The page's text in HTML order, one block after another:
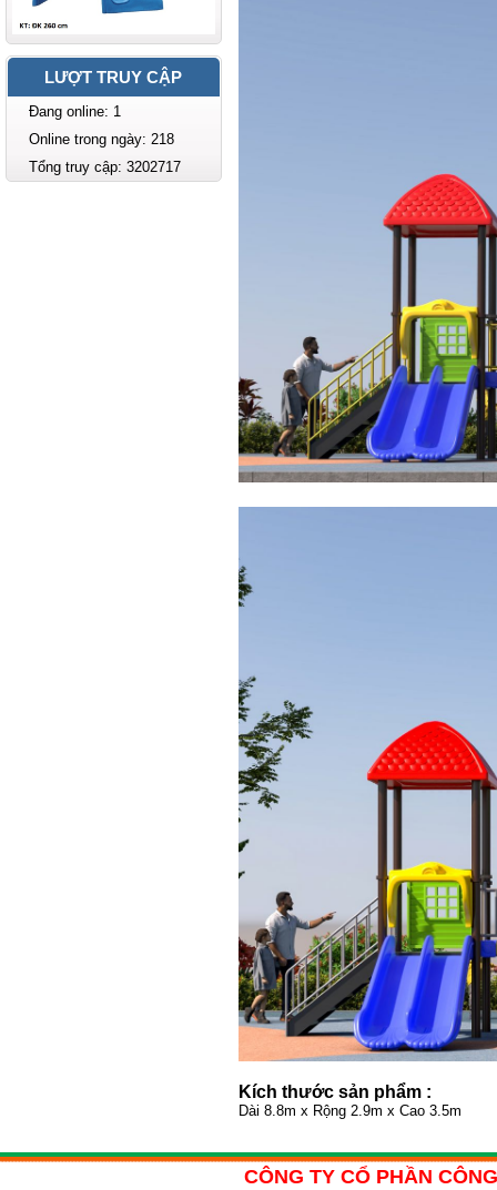
LƯỢT TRUY CẬP
Đang online: 1
Online trong ngày: 218
Tổng truy cập: 3202717
Kích thước sản phẩm :
Dài 8.8m x Rộng 2.9m x Cao 3.5m
CÔNG TY CỔ PHẦN